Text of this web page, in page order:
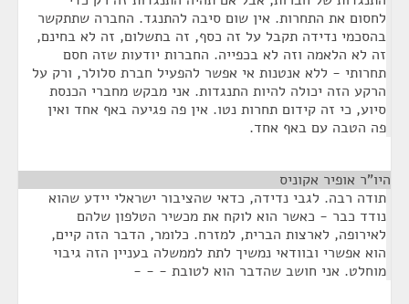
לחסום את התחרות. אין שום סיבה להתנגד. החברה שתתקשר
בהסכמי נדידה תקבל על זה כסף, זה בתשלום, זה לא בחינם,
זה לא הלאמה וזה לא בכפייה. החברות יודעות שזה חסם
תחרותי - ללא אנטנות אי אפשר להפעיל חברת סלולר, ורק על
הרקע הזה יכולה להיות התנגדות. אני מבקש מחברי הכנסת
סיוע, כי זה קידום תחרות נטו. אין פה פגיעה באף אחד ואין
פה הטבה עם באף אחד.
היו"ר אופיר אקוניס
תודה רבה. לגבי נדידה, כדאי שהציבור ישראלי יידע שהוא
נודד כבר - כאשר הוא לוקח את מכשיר הטלפון שלהם
לאירופה, לארצות הברית, למזרח. כלומר, הדבר הזה קיים,
הוא אפשרי ובוודאי נמשיך לתת לממשלה בעניין הזה גיבוי
מוחלט. אני חושב שהדבר הוא לטובת - - -